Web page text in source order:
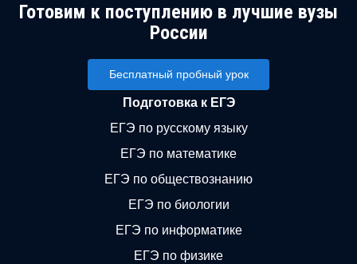
Готовим к поступлению в лучшие вузы
России
Бесплатный пробный урок
Подготовка к ЕГЭ
ЕГЭ по русскому языку
ЕГЭ по математике
ЕГЭ по обществознанию
ЕГЭ по биологии
ЕГЭ по информатике
ЕГЭ по физике